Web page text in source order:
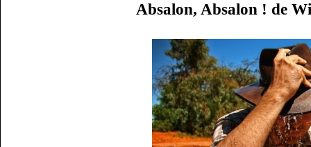
Absalon, Absalon ! de